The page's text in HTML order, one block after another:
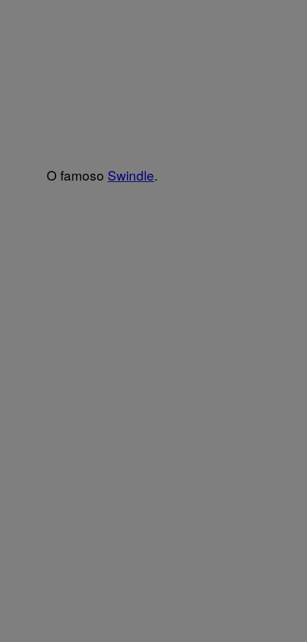
O famoso Swindle.